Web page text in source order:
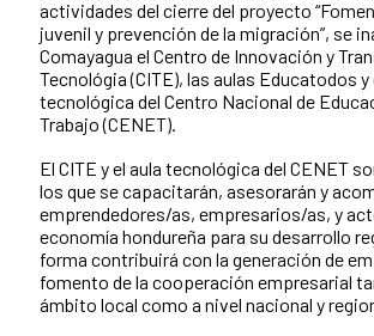
actividades del cierre del proyecto
juvenil y prevención de la migración”, se
Comayagua el Centro de Innovación y
Tecnológia (CITE), las aulas Educatodos y
tecnológica del Centro Nacional de
Trabajo (CENET).
El CITE y el aula tecnológica del CENET
los que se capacitarán, asesorarán y
emprendedores/as, empresarios/as, y
economía hondureña para su desarrollo
forma contribuirá con la generación de
fomento de la cooperación empresarial
ámbito local como a nivel nacional y